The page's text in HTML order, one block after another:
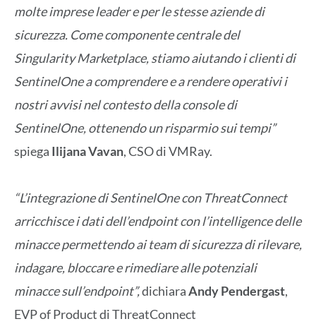
molte imprese leader e per le stesse aziende di
sicurezza. Come componente centrale del
Singularity Marketplace, stiamo aiutando i clienti di
SentinelOne a comprendere e a rendere operativi i
nostri avvisi nel contesto della console di
SentinelOne, ottenendo un risparmio sui tempi”
spiega Ilijana Vavan, CSO di VMRay.
“L’integrazione di SentinelOne con ThreatConnect
arricchisce i dati dell’endpoint con l’intelligence delle
minacce permettendo ai team di sicurezza di rilevare,
indagare, bloccare e rimediare alle potenziali
minacce sull’endpoint”,dichiaraAndy Pendergast,
EVP of Product di ThreatConnect